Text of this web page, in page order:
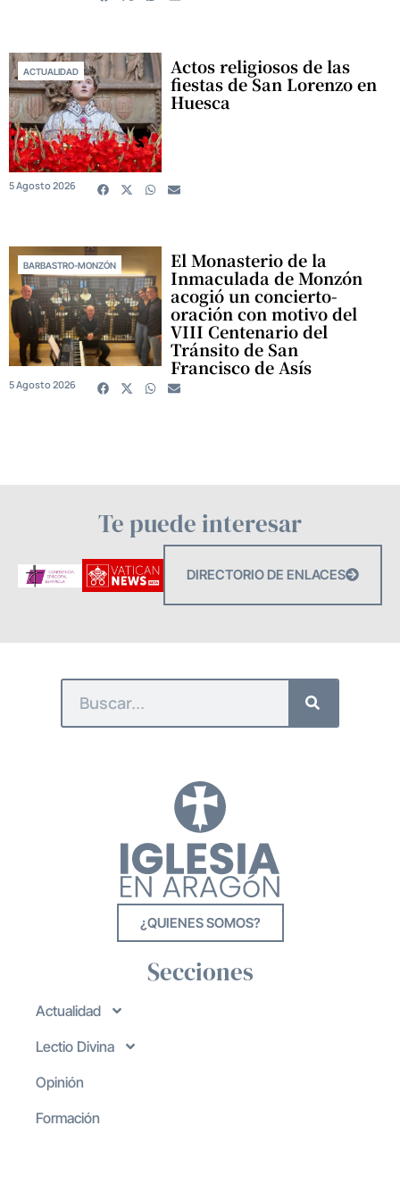
ACTUALIDAD Actos religiosos de las
fiestas de San Lorenzo en
Huesca
5 Agosto 2026
BARBASTRO-MONZÓN El Monasterio de la
Inmaculada de Monzón
acogió un concierto-
oración con motivo del
VIII Centenario del
Tránsito de San
Francisco de Asís
5 Agosto 2026
Te puede interesar
DIRECTORIO DE ENLACES
¿QUIENES SOMOS?
Secciones
Actualidad
Lectio Divina
Opinión
Formación